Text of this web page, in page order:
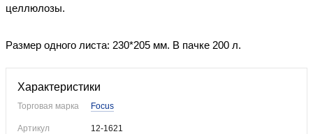
целлюлозы.
Размер одного листа: 230*205 мм. В пачке 200 л.
Характеристики
Торговая марка Focus
Артикул 12-1621